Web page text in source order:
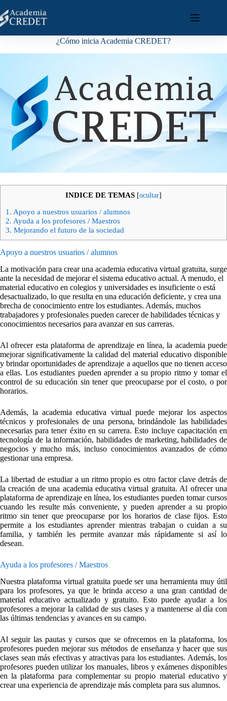
¿Cómo inicia Academia CREDET?
INDICE DE TEMAS [ocultar]
1. Apoyo a nuestros usuarios / alumnos
2. Ayuda a los profesores / Maestros
3. Mejorando el futuro de la sociedad
Apoyo a nuestros usuarios / alumnos
La motivación para crear una academia educativa virtual gratuita, surge
ante la necesidad de mejorar el sistema educativo actual. A menudo, el
material educativo en colegios y universidades es insuficiente o está
desactualizado, lo que resulta en una educación deficiente, y crea una
brecha de conocimiento entre los estudiantes. Además, muchos
trabajadores y profesionales pueden carecer de habilidades técnicas y
conocimientos necesarios para avanzar en sus carreras.
Al ofrecer esta plataforma de aprendizaje en línea, la academia puede
mejorar significativamente la calidad del material educativo disponible
y brindar oportunidades de aprendizaje a aquellos que no tienen acceso
a ellas. Los estudiantes pueden aprender a su propio ritmo y tomar el
control de su educación sin tener que preocuparse por el costo, o por
horarios.
Además, la academia educativa virtual puede mejorar los aspectos
técnicos y profesionales de una persona, brindándole las habilidades
necesarias para tener éxito en su carrera. Esto incluye capacitación en
tecnología de la información, habilidades de marketing, habilidades de
negocios y mucho más, incluso conocimientos avanzados de cómo
gestionar una empresa.
La libertad de estudiar a un ritmo propio es otro factor clave detrás de
la creación de una academia educativa virtual gratuita. Al ofrecer una
plataforma de aprendizaje en línea, los estudiantes pueden tomar cursos
cuando les resulte más conveniente, y pueden aprender a su propio
ritmo sin tener que preocuparse por los horarios de clase fijos. Esto
permite a los estudiantes aprender mientras trabajan o cuidan a su
familia, y también les permite avanzar más rápidamente si así lo
desean.
Ayuda a los profesores / Maestros
Nuestra plataforma virtual gratuita puede ser una herramienta muy útil
para los profesores, ya que le brinda acceso a una gran cantidad de
material educativo actualizado y gratuito. Esto puede ayudar a los
profesores a mejorar la calidad de sus clases y a mantenerse al día con
las últimas tendencias y avances en su campo.
Al seguir las pautas y cursos que se ofrecemos en la plataforma, los
profesores pueden mejorar sus métodos de enseñanza y hacer que sus
clases sean más efectivas y atractivas para los estudiantes. Además, los
profesores pueden utilizar los manuales, libros y exámenes disponibles
en la plataforma para complementar su propio material educativo y
crear una experiencia de aprendizaje más completa para sus alumnos.